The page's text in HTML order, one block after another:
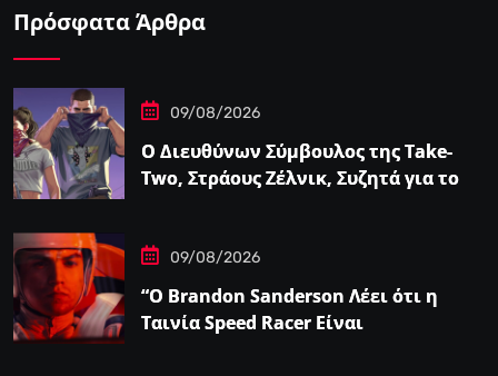
Πρόσφατα Άρθρα
09/08/2026
Ο Διευθύνων Σύμβουλος της Take-
Two, Στράους Ζέλνικ, Συζητά για το
09/08/2026
“Ο Brandon Sanderson Λέει ότι η
Ταινία Speed Racer Είναι